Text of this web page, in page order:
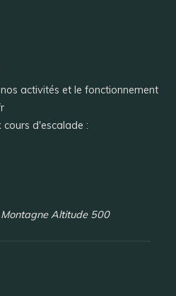
activités et le fonctionnement
d'escalade :
Altitude 500